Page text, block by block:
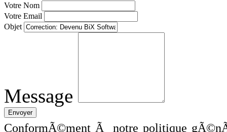
Votre Nom
Votre Email
Objet
Message
ConformÃ©ment Ã notre politique